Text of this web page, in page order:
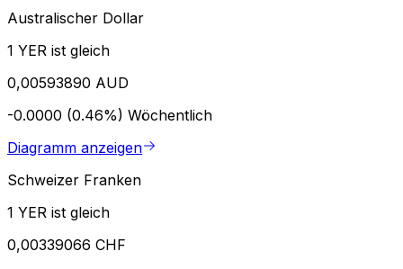
Australischer Dollar
1 YER ist gleich
0,00593890 AUD
-0.0000 (0.46%) Wöchentlich
Diagramm anzeigen
Schweizer Franken
1 YER ist gleich
0,00339066 CHF